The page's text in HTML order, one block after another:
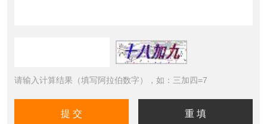
请输入计算结果（填写阿拉伯数字），如：三加四=7